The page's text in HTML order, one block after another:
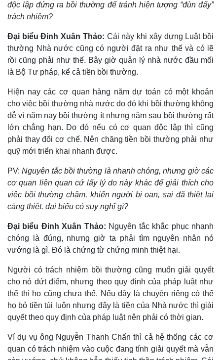
Bất động sản
Khởi nghiệp
Giá vàng
Tiêu dùng
Tỷ giá
Chứng khoán
độc lập đứng ra bồi thường để tránh hiện tượng “đùn đẩy”
trách nhiệm?
Đại biểu Đinh Xuân Thảo: Cái này khi xây dựng Luật bồi
thường Nhà nước cũng có người đặt ra như thế và có lẽ
rồi cũng phải như thế. Bây giờ quản lý nhà nước đầu mối
là Bộ Tư pháp, kể cả tiền bồi thường.
Hiện nay các cơ quan hàng năm dự toán có một khoản
cho việc bồi thường nhà nước do đó khi bồi thường không
dễ vì năm nay bồi thường ít nhưng năm sau bồi thường rất
lớn chẳng hạn. Do đó nếu có cơ quan độc lập thì cũng
phải thay đổi cơ chế. Nên chăng tiền bồi thường phải như
quỹ mới triển khai nhanh được.
PV:Nguyên tắc bồi thường là nhanh chóng, nhưng giờ các
cơ quan liên quan cứ lấy lý do này khác để giải thích cho
việc bồi thường chậm, khiến người bị oan, sai đã thiệt lại
càng thiệt. đại biểu có suy nghĩ gì?
Đại biểu Đinh Xuân Thảo: Nguyên tắc khắc phục nhanh
chóng là đúng, nhưng giờ ta phải tìm nguyên nhân nó
vướng là gì. Đó là chứng từ chứng minh thiệt hại.
Người có trách nhiệm bồi thường cũng muốn giải quyết
cho nó dứt điểm, nhưng theo quy định của pháp luật như
thế thì họ cũng chưa thể. Nếu đây là chuyện riêng có thể
họ bỏ tiền túi luôn nhưng đây là tiền của Nhà nước thì giải
quyết theo quy định của pháp luật nên phải có thời gian.
Ví dụ vụ ông Nguyễn Thanh Chấn thì cả hệ thống các cơ
quan có trách nhiệm vào cuộc đang tính giải quyết mà vẫn